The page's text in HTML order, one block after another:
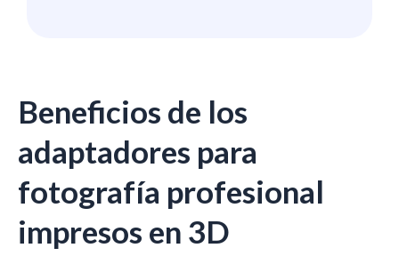
Beneficios de los
adaptadores para
fotografía profesional
impresos en 3D